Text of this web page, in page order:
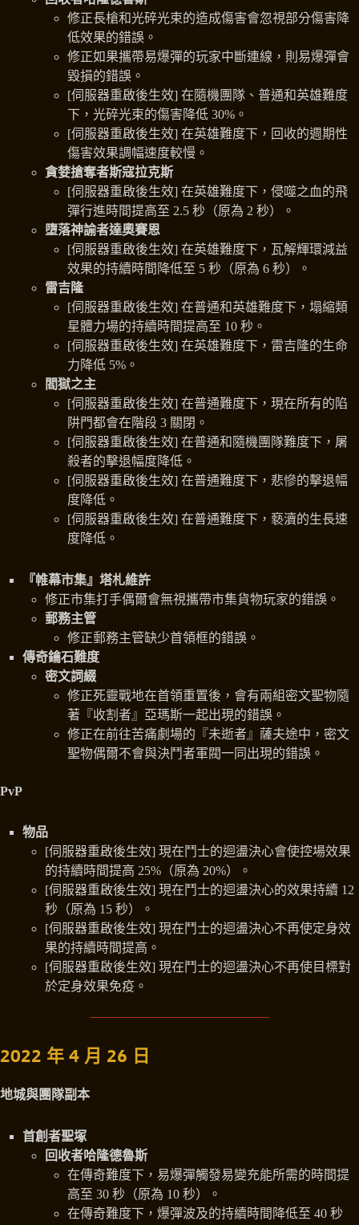
修正長槍和光碎光束的造成傷害會忽視部分傷害降
低效果的錯誤。
修正如果攜帶易爆彈的玩家中斷連線，則易爆彈會
毀損的錯誤。
[伺服器重啟後生效] 在隨機團隊、普通和英雄難度
下，光碎光束的傷害降低 30%。
[伺服器重啟後生效] 在英雄難度下，回收的週期性
傷害效果調幅速度較慢。
貪婪搶奪者斯寇拉克斯
[伺服器重啟後生效] 在英雄難度下，侵噬之血的飛
彈行進時間提高至 2.5 秒（原為 2 秒）。
墮落神諭者達奧賽恩
[伺服器重啟後生效] 在英雄難度下，瓦解輝環減益
效果的持續時間降低至 5 秒（原為 6 秒）。
雷吉隆
[伺服器重啟後生效] 在普通和英雄難度下，塌縮類
星體力場的持續時間提高至 10 秒。
[伺服器重啟後生效] 在英雄難度下，雷吉隆的生命
力降低 5%。
閻獄之主
[伺服器重啟後生效] 在普通難度下，現在所有的陷
阱門都會在階段 3 關閉。
[伺服器重啟後生效] 在普通和隨機團隊難度下，屠
殺者的擊退幅度降低。
[伺服器重啟後生效] 在普通難度下，悲慘的擊退幅
度降低。
[伺服器重啟後生效] 在普通難度下，褻瀆的生長速
度降低。
『帷幕市集』塔札維許
修正市集打手偶爾會無視攜帶市集貨物玩家的錯誤。
郵務主管
修正郵務主管缺少首領框的錯誤。
傳奇鑰石難度
密文詞綴
修正死靈戰地在首領重置後，會有兩組密文聖物隨
著『收割者』亞瑪斯一起出現的錯誤。
修正在前往苦痛劇場的『未逝者』薩夫途中，密文
聖物偶爾不會與決鬥者軍閥一同出現的錯誤。
PvP
物品
[伺服器重啟後生效] 現在鬥士的迴盪決心會使控場效果
的持續時間提高 25%（原為 20%）。
[伺服器重啟後生效] 現在鬥士的迴盪決心的效果持續 12
秒（原為 15 秒）。
[伺服器重啟後生效] 現在鬥士的迴盪決心不再使定身效
果的持續時間提高。
[伺服器重啟後生效] 現在鬥士的迴盪決心不再使目標對
於定身效果免疫。
2022 年 4 月 26 日
地城與團隊副本
首創者聖塚
回收者哈隆德魯斯
在傳奇難度下，易爆彈觸發易變充能所需的時間提
高至 30 秒（原為 10 秒）。
在傳奇難度下，爆彈波及的持續時間降低至 40 秒